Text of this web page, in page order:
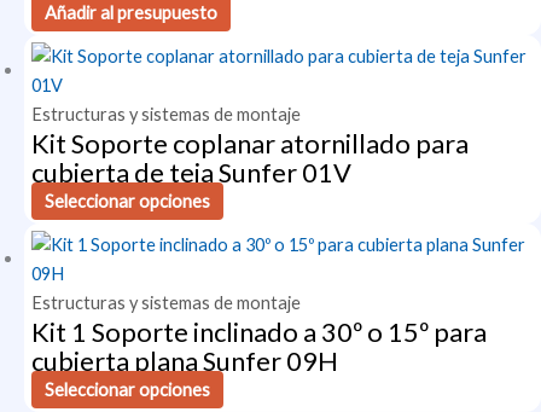
Añadir al presupuesto
Estructuras y sistemas de montaje
Kit Soporte coplanar atornillado para
cubierta de teja Sunfer 01V
Seleccionar opciones
Estructuras y sistemas de montaje
Kit 1 Soporte inclinado a 30º o 15º para
cubierta plana Sunfer 09H
Seleccionar opciones